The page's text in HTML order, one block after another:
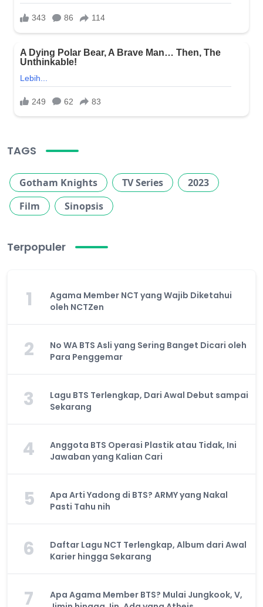
TAGS
Gotham Knights TV Series
2023
Film
Sinopsis
Terpopuler
1
Agama Member NCT yang Wajib Diketahui
oleh NCTZen
2
No WA BTS Asli yang Sering Banget Dicari oleh
Para Penggemar
3
Lagu BTS Terlengkap, Dari Awal Debut sampai
Sekarang
4
Anggota BTS Operasi Plastik atau Tidak, Ini
Jawaban yang Kalian Cari
5
Apa Arti Yadong di BTS? ARMY yang Nakal
Pasti Tahu nih
6
Daftar Lagu NCT Terlengkap, Album dari Awal
Karier hingga Sekarang
7
Apa Agama Member BTS? Mulai Jungkook, V,